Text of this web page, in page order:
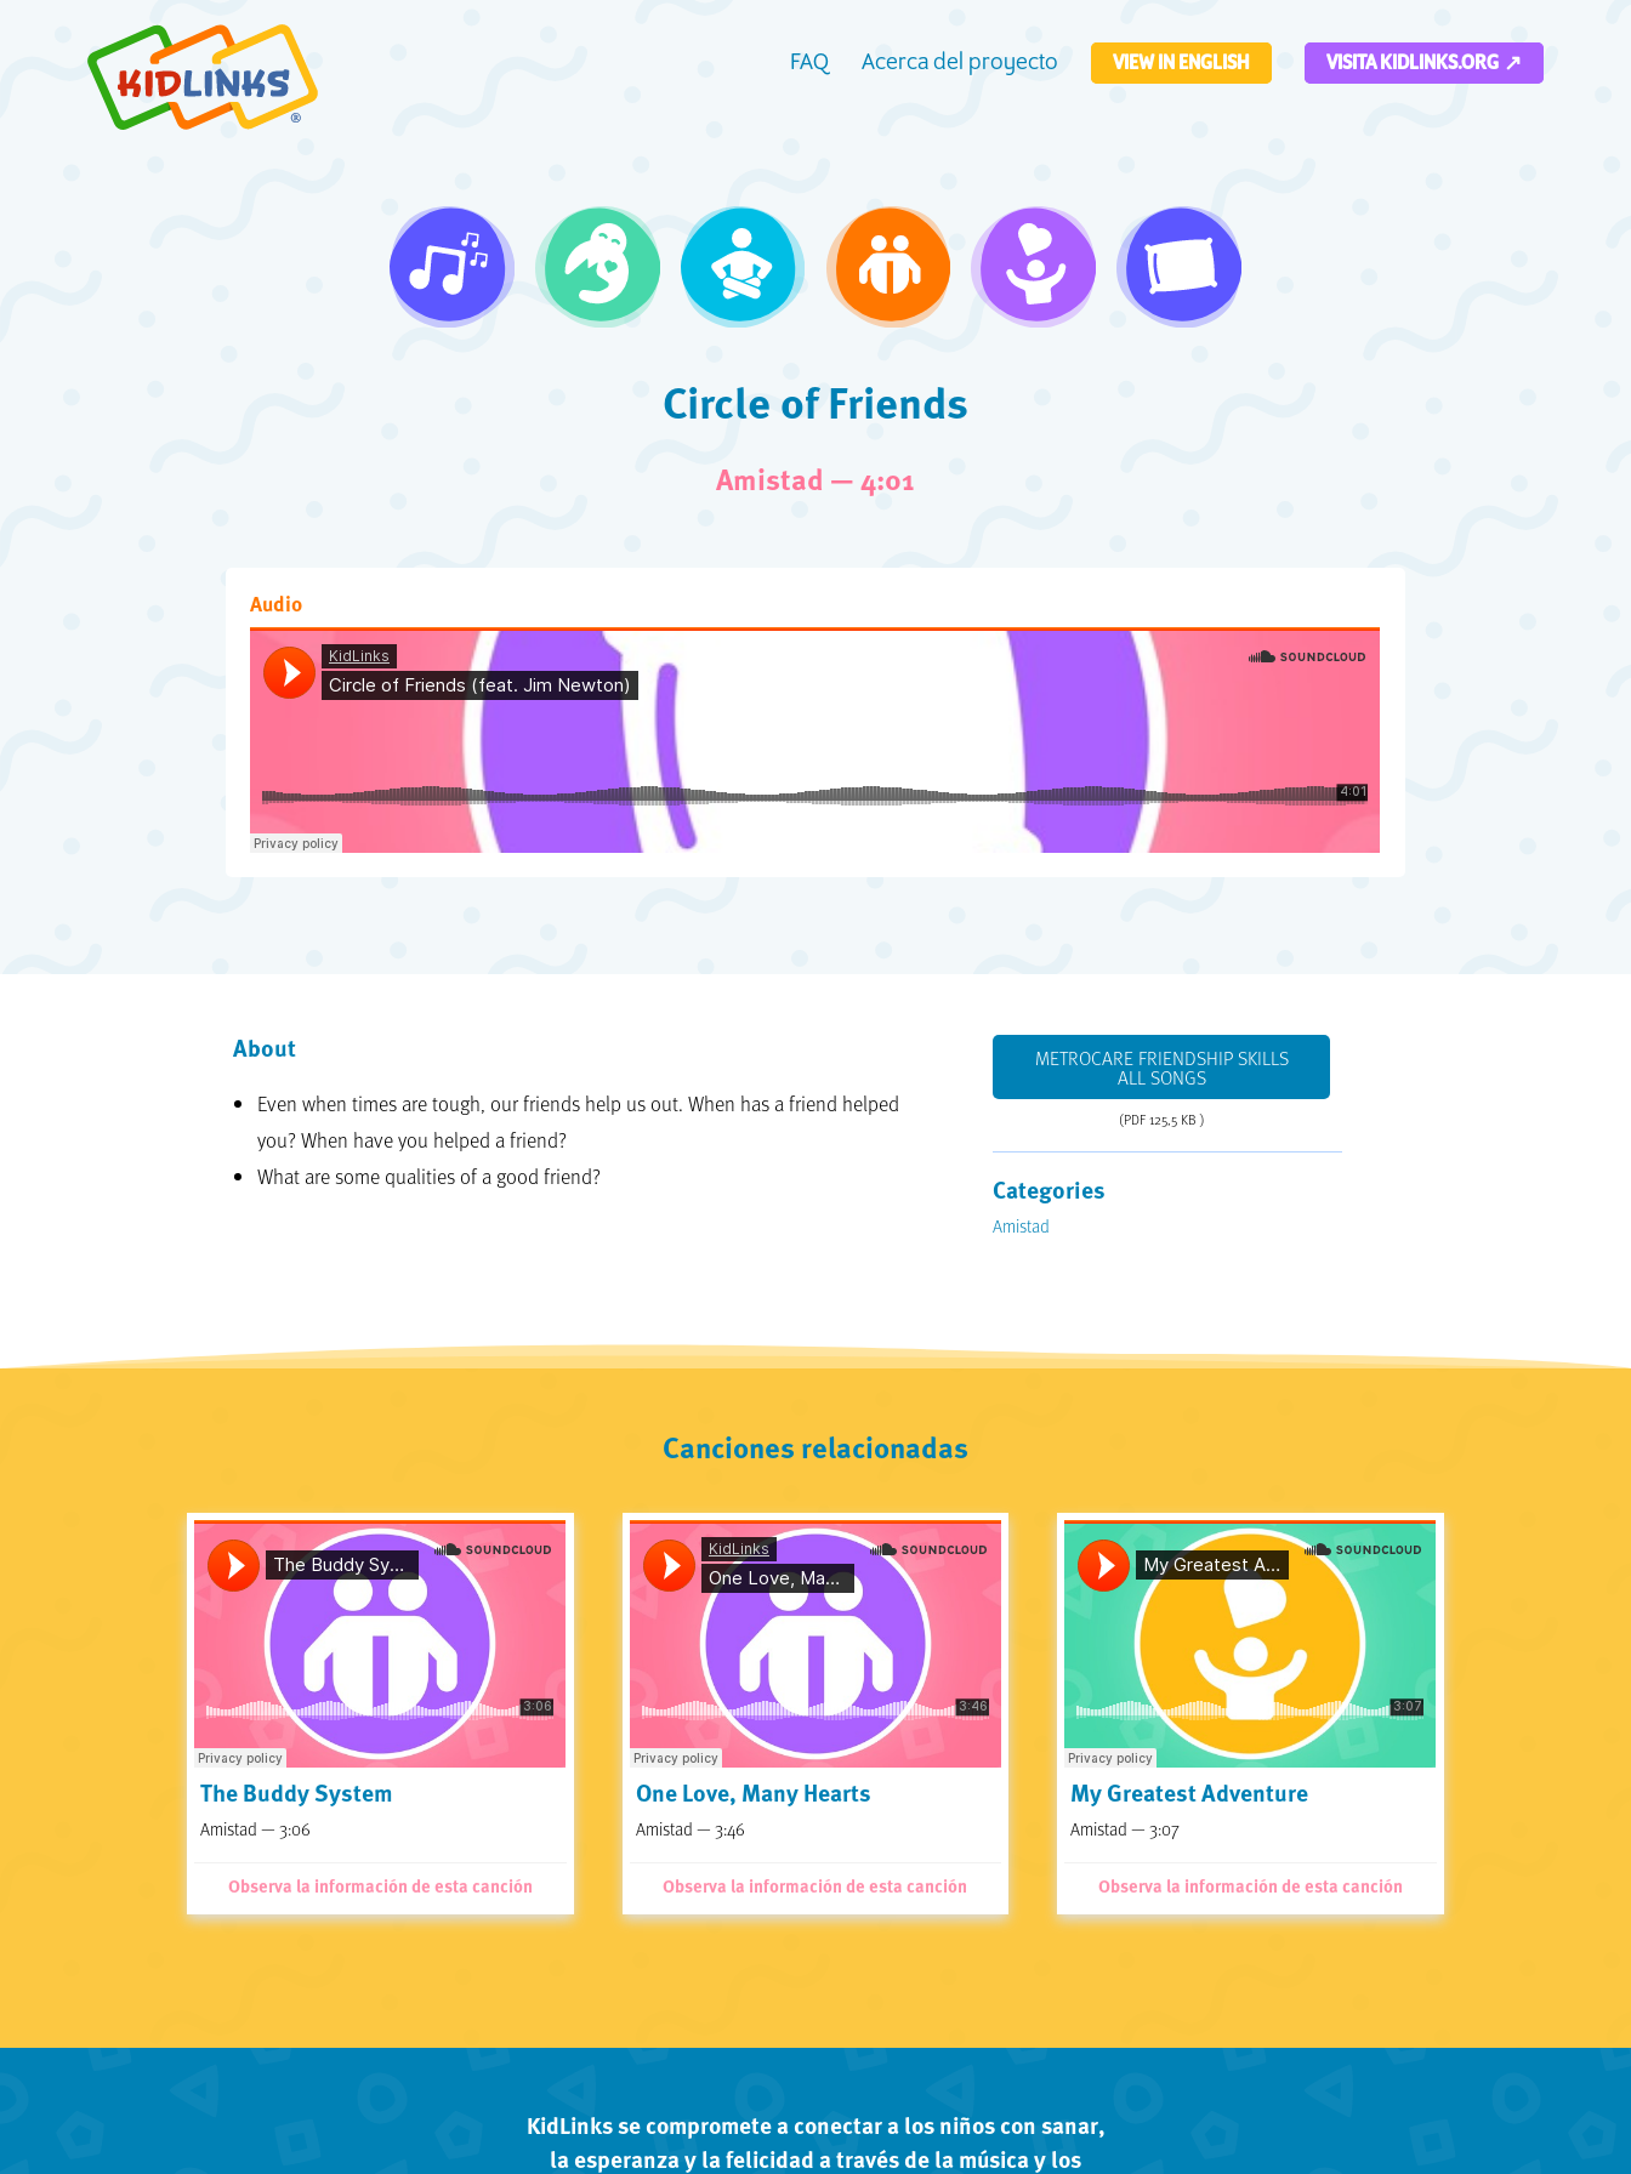
FAQ Acerca del proyecto VIEW IN ENGLISH VISITA KIDLINKS.ORG
Circle of Friends
Amistad — 4:01
Audio
About
Even when times are tough, our friends help us out. When has a friend helped
you? When have you helped a friend?
What are some qualities of a good friend?
METROCARE FRIENDSHIP SKILLS
ALL SONGS
(PDF 125,5 KB )
Categories
Amistad
Canciones relacionadas
The Buddy System
Amistad — 3:06
Observa la información de esta canción
One Love, Many Hearts
Amistad — 3:46
Observa la información de esta canción
My Greatest Adventure
Amistad — 3:07
Observa la información de esta canción
KidLinks se compromete a conectar a los niños con sanar,
la esperanza y la felicidad a través de la música y los